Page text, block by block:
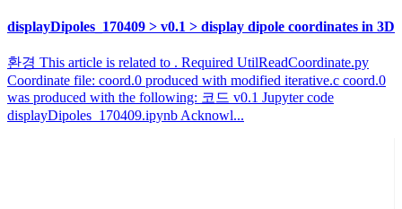
displayDipoles_170409 > v0.1 > display dipole coordinates in 3D
환경 This article is related to . Required UtilReadCoordinate.py
Coordinate file: coord.0 produced with modified iterative.c coord.0
was produced with the following: 코드 v0.1 Jupyter code
displayDipoles_170409.ipynb Acknowl...